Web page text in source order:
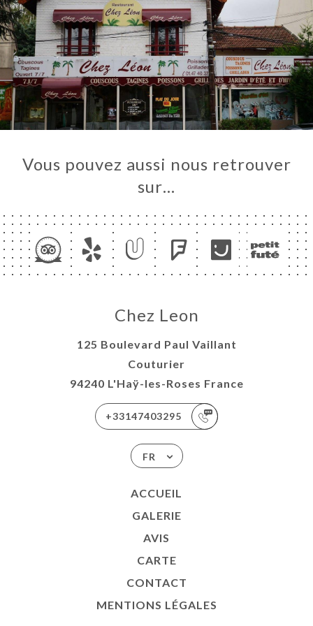
Vous pouvez aussi nous retrouver
sur…
Chez Leon
125 Boulevard Paul Vaillant
Couturier
94240 L'Haÿ-les-Roses France
+33147403295
FR
ACCUEIL
GALERIE
AVIS
CARTE
CONTACT
MENTIONS LÉGALES